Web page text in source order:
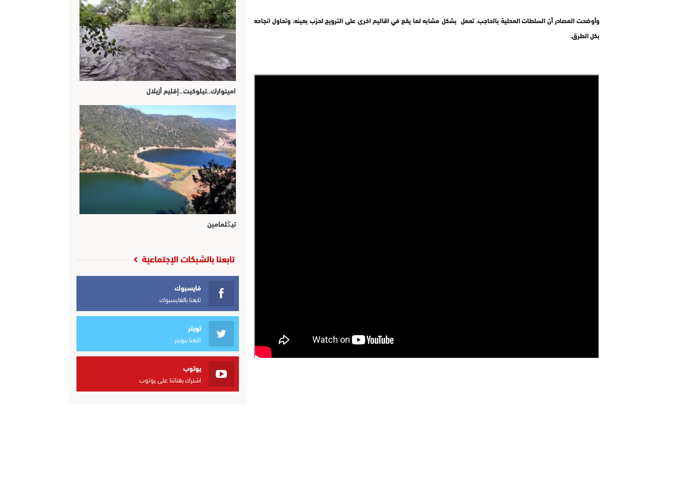
وأوضحت المصادر أن السلطات المحلية بالحاجب، تعمل بشكل مشابه لما يقع في اقاليم اخرى على الترويج لحزب بعينه، وتحاول انجاحه
بكل الطرق.
امينوارك..تيلوكيت..إقليم أزيلال
تيڭلمامين
تابعنا بالشبكات الإجتماعية
فايسبوك
تابعنا بالفايسبوك
تويتر
تابعنا بتويتر
يوتوب
اشترك بقناتنا على يوتوب